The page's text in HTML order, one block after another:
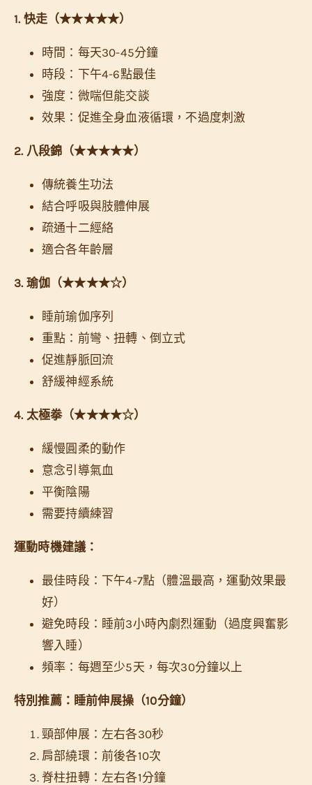
1. 快走（★★★★★）
時間：每天30-45分鐘
時段：下午4-6點最佳
強度：微喘但能交談
效果：促進全身血液循環，不過度刺激
2. 八段錦（★★★★★）
傳統養生功法
結合呼吸與肢體伸展
疏通十二經絡
適合各年齡層
3. 瑜伽（★★★★☆）
睡前瑜伽序列
重點：前彎、扭轉、倒立式
促進靜脈回流
舒緩神經系統
4. 太極拳（★★★★☆）
緩慢圓柔的動作
意念引導氣血
平衡陰陽
需要持續練習
運動時機建議：
最佳時段：下午4-7點（體溫最高，運動效果最
好）
避免時段：睡前3小時內劇烈運動（過度興奮影
響入睡）
頻率：每週至少5天，每次30分鐘以上
特別推薦：睡前伸展操（10分鐘）
頸部伸展：左右各30秒
肩部繞環：前後各10次
脊柱扭轉：左右各1分鐘